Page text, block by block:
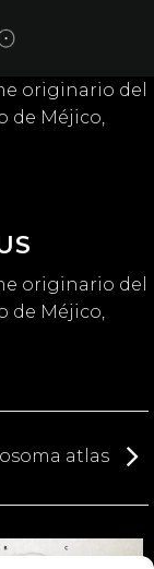
originario del
de Méjico,
originario del
de Méjico,
atlas